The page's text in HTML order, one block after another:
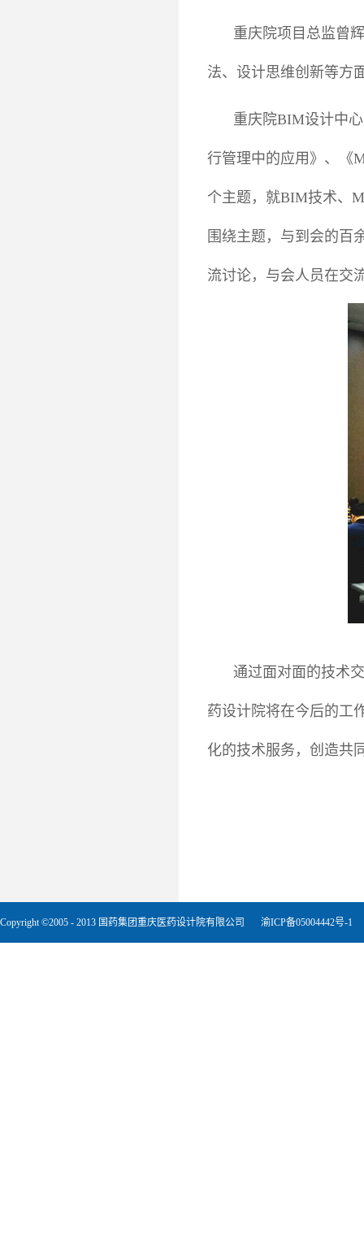
重庆院项目总监曾
法、设计思维创新等方
重庆院BIM设计中
行管理中的应用》、《
个主题，就BIM技术、
围绕主题，与到会的百
流讨论，与会人员在交
通过面对面的技术
药设计院将在今后的工
化的技术服务，创造共
Copyright ©2005 - 2013 国药集团重庆医药设计院有限公司 渝ICP备05004442号-1